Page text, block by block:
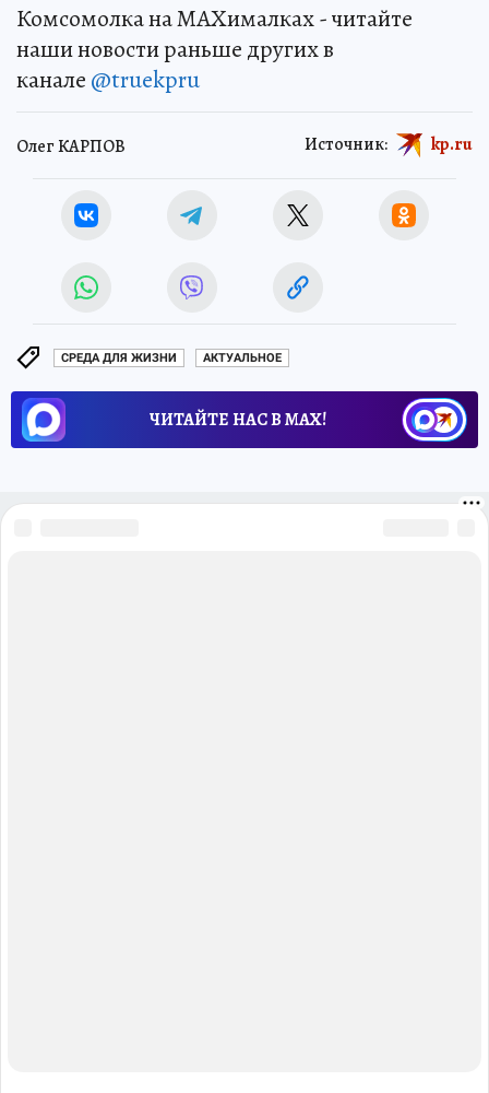
Комсомолка на MAXималках - читайте
наши новости раньше других в
канале @truekpru
Олег КАРПОВ Источник: kp.ru
СРЕДА ДЛЯ ЖИЗНИ АКТУАЛЬНОЕ
ЧИТАЙТЕ НАС В МАХ!